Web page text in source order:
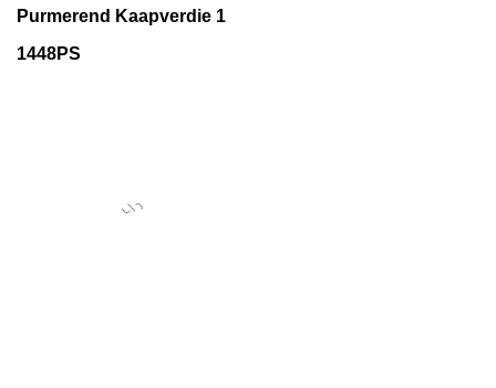
Purmerend Kaapverdie 1
1448PS